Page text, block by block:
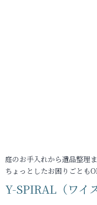
庭のお手入れから遺品整理
ちょっとしたお困りごとも
Y-SPIRAL（ワイ